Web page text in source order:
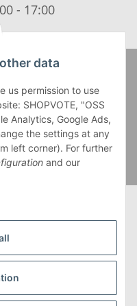
- 17:00
USt., zzgl.Versand
Deutschlands,
entnehmen Sie bitte
data
us permission to use
SHOPVOTE, "OSS
Analytics, Google Ads,
the settings at any
left corner). For further
and our